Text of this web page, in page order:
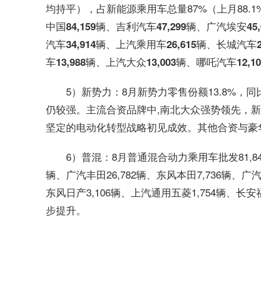
均持平），占新能源乘用车总量87%（上月
中国84,159辆、吉利汽车47,299辆、广汽埃安
汽车34,914辆、上汽乘用车26,615辆、长城汽
车13,988辆、上汽大众13,003辆、哪吒汽车
5）新势力：8月新势力零售份额13.8%，
仍较强。主流合资品牌中,南北大众强势领先，
坚定的电动化转型战略初见成效。其他合资与豪
6）普混：8月普通混合动力乘用车批发
辆、广汽丰田26,782辆、东风本田7,736辆、广
东风日产3,106辆、上汽通用五菱1,754辆、长
步提升。